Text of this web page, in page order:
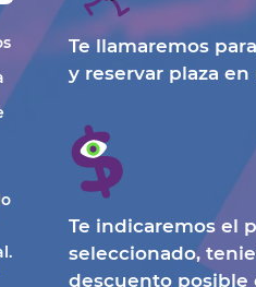
Te llamaremos
y reservar plaza
Te indicaremos el
seleccionado,
descuento posible